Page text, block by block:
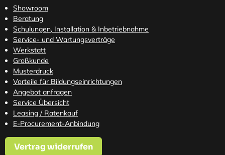
Showroom
Beratung
Schulungen, Installation & Inbetriebnahme
Service- und Wartungsverträge
Werkstatt
Großkunde
Musterdruck
Vorteile für Bildungseinrichtungen
Angebot anfragen
Service Übersicht
Leasing / Ratenkauf
E-Procurement-Anbindung
Vertrag widerrufen